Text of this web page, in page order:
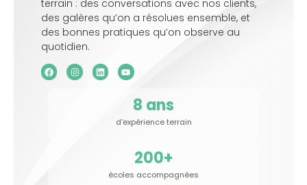
terrain : des conversations avec nos clients,
des galères qu’on a résolues ensemble, et
des bonnes pratiques qu’on observe au
quotidien.
d'expérience terrain
8 ans
écoles accompagnées
200+